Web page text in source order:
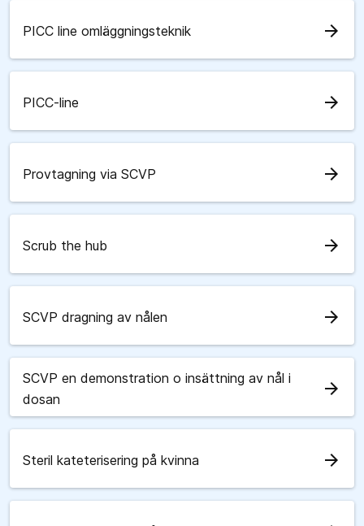
PICC line omläggningsteknik arrow_forward
PICC-line arrow_forward
Provtagning via SCVP arrow_forward
Scrub the hub arrow_forward
SCVP dragning av nålen arrow_forward
SCVP en demonstration o insättning av nål i
dosan
arrow_forward
Steril kateterisering på kvinna arrow_forward